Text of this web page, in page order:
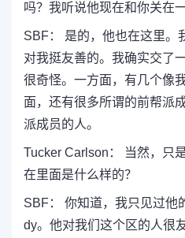
吗？我听说他现在和你关在一
SBF： 是的，他也在这里
对我挺友善的。我确实交了
很奇怪。一方面，有几个像
面，还有很多所谓的前帮派
派成员的人。
Tucker Carlson： 当然，只
在里面是什么样的？
SBF： 你知道，我只见过他
dy。他对我们这个区的人很